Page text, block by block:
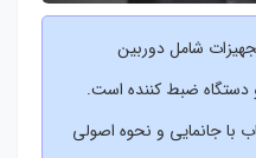
شامل دوربین
ضبط کننده است.
با جانمایی و نحوه اصولی